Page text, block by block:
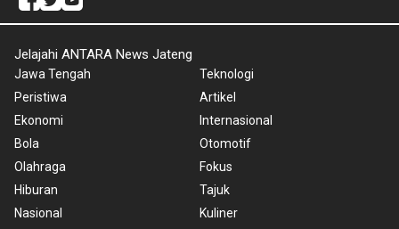
Jelajahi ANTARA News Jateng
Jawa Tengah
Peristiwa
Ekonomi
Bola
Olahraga
Hiburan
Nasional
Teknologi
Artikel
Internasional
Otomotif
Fokus
Tajuk
Kuliner